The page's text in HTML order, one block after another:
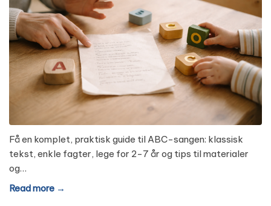
Få en komplet, praktisk guide til ABC-sangen: klassisk
tekst, enkle fagter, lege for 2-7 år og tips til materialer
og…
Read more →